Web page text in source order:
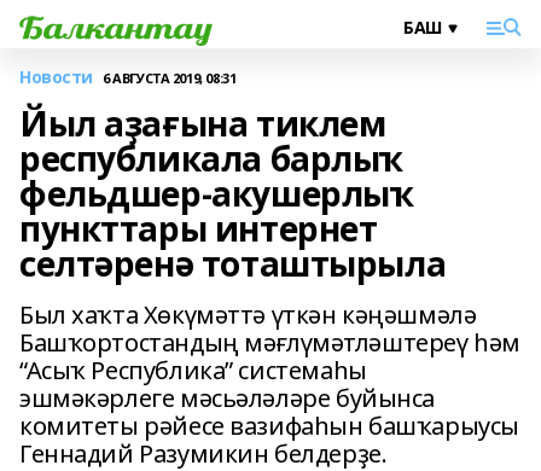
Новости 6 АВГУСТА 2019, 08:31
Йыл аҙағына тиклем
республикала барлыҡ
фельдшер-акушерлыҡ
пункттары интернет
селтәренә тоташтырыла
Был хаҡта Хөкүмәттә үткән кәңәшмәлә
Башҡортостандың мәғлүмәтләштереү һәм
“Асыҡ Республика” системаһы
эшмәкәрлеге мәсьәләләре буйынса
комитеты рәйесе вазифаһын башҡарыусы
Геннадий Разумикин белдерҙе.